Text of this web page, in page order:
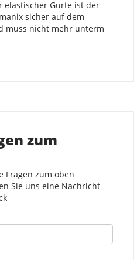
elastischer Gurte ist der
sicher auf dem
muss nicht mehr unterm
zum
Fragen zum oben
Sie uns eine Nachricht